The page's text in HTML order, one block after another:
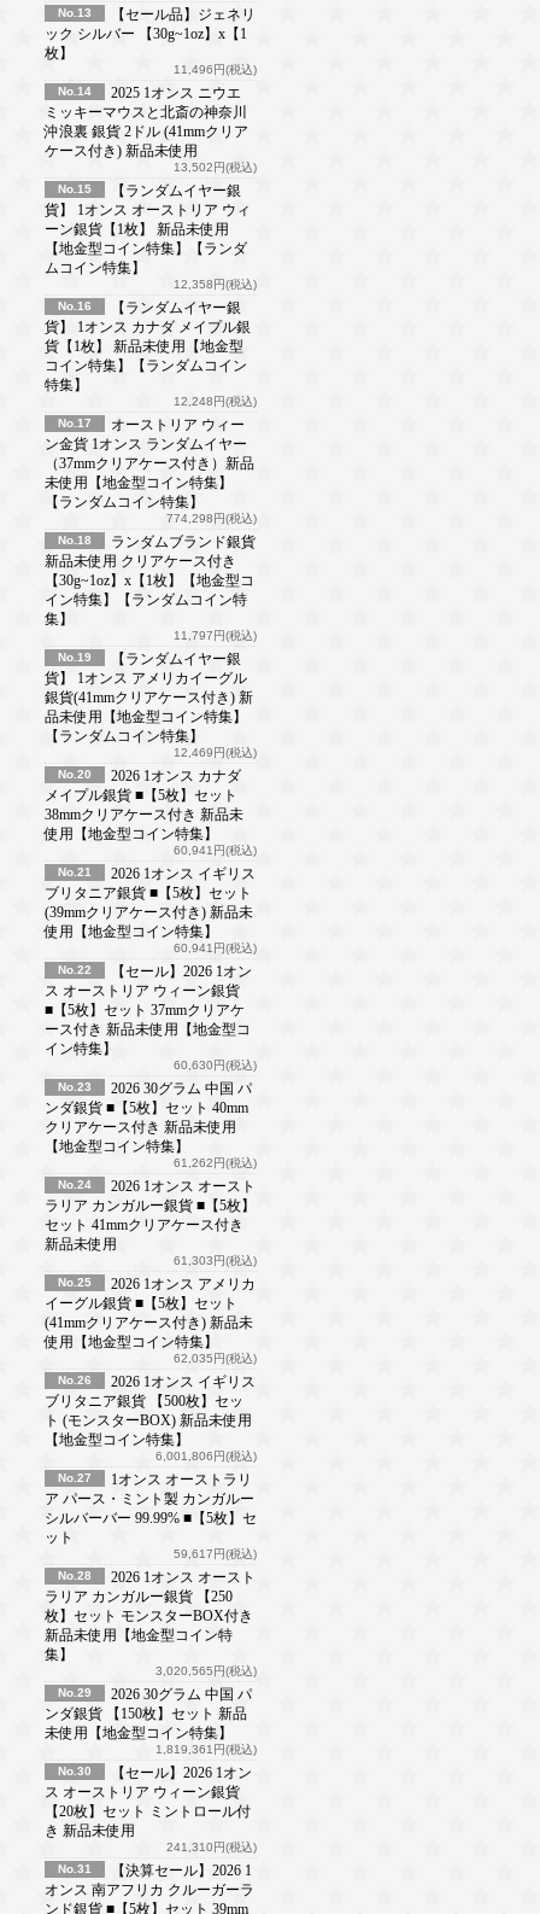
No.13
【セール品】ジェネリ
ック シルバー 【30g~1oz】x【1
枚】
11,496円(税込)
No.14
2025 1オンス ニウエ
ミッキーマウスと北斎の神奈川
沖浪裏 銀貨 2ドル (41mmクリア
ケース付き) 新品未使用
13,502円(税込)
No.15
【ランダムイヤー銀
貨】 1オンス オーストリア ウィ
ーン銀貨【1枚】 新品未使用
【地金型コイン特集】【ランダ
ムコイン特集】
12,358円(税込)
No.16
【ランダムイヤー銀
貨】 1オンス カナダ メイプル銀
貨【1枚】 新品未使用【地金型
コイン特集】【ランダムコイン
特集】
12,248円(税込)
No.17
オーストリア ウィー
ン金貨 1オンス ランダムイヤー
（37mmクリアケース付き）新品
未使用【地金型コイン特集】
【ランダムコイン特集】
774,298円(税込)
No.18
ランダムブランド銀貨
新品未使用 クリアケース付き
【30g~1oz】x【1枚】【地金型コ
イン特集】【ランダムコイン特
集】
11,797円(税込)
No.19
【ランダムイヤー銀
貨】 1オンス アメリカイーグル
銀貨(41mmクリアケース付き) 新
品未使用【地金型コイン特集】
【ランダムコイン特集】
12,469円(税込)
No.20
2026 1オンス カナダ
メイプル銀貨 ■【5枚】セット
38mmクリアケース付き 新品未
使用【地金型コイン特集】
60,941円(税込)
No.21
2026 1オンス イギリス
ブリタニア銀貨 ■【5枚】セット
(39mmクリアケース付き) 新品未
使用【地金型コイン特集】
60,941円(税込)
No.22
【セール】2026 1オン
ス オーストリア ウィーン銀貨
■【5枚】セット 37mmクリアケ
ース付き 新品未使用【地金型コ
イン特集】
60,630円(税込)
No.23
2026 30グラム 中国 パ
ンダ銀貨 ■【5枚】セット 40mm
クリアケース付き 新品未使用
【地金型コイン特集】
61,262円(税込)
No.24
2026 1オンス オースト
ラリア カンガルー銀貨 ■【5枚】
セット 41mmクリアケース付き
新品未使用
61,303円(税込)
No.25
2026 1オンス アメリカ
イーグル銀貨 ■【5枚】セット
(41mmクリアケース付き) 新品未
使用【地金型コイン特集】
62,035円(税込)
No.26
2026 1オンス イギリス
ブリタニア銀貨 【500枚】セッ
ト (モンスターBOX) 新品未使用
【地金型コイン特集】
6,001,806円(税込)
No.27
1オンス オーストラリ
ア パース・ミント製 カンガルー
シルバーバー 99.99% ■【5枚】セ
ット
59,617円(税込)
No.28
2026 1オンス オースト
ラリア カンガルー銀貨 【250
枚】セット モンスターBOX付き
新品未使用【地金型コイン特
集】
3,020,565円(税込)
No.29
2026 30グラム 中国 パ
ンダ銀貨 【150枚】セット 新品
未使用【地金型コイン特集】
1,819,361円(税込)
No.30
【セール】2026 1オン
ス オーストリア ウィーン銀貨
【20枚】セット ミントロール付
き 新品未使用
241,310円(税込)
No.31
【決算セール】2026 1
オンス 南アフリカ クルーガーラ
ンド銀貨 ■【5枚】セット 39mm